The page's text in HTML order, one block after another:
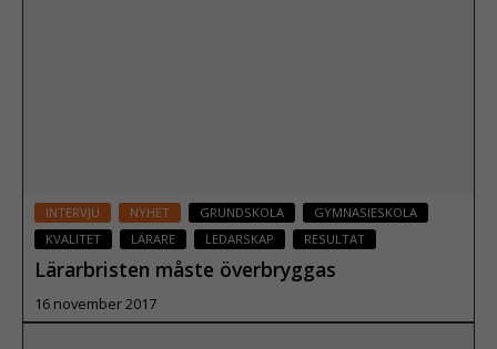
INTERVJU NYHET GRUNDSKOLA
GYMNASIESKOLA
KVALITET
LÄRARE LEDARSKAP RESULTAT
Lärarbristen måste överbryggas
16 november 2017